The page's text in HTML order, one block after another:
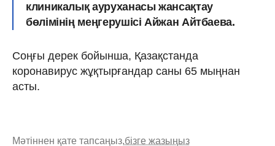
клиникалық ауруханасы жансақтау
бөлімінің меңгерушісі Айжан Айтбаева.
Соңғы дерек бойынша, Қазақстанда
коронавирус жұқтырғандар саны 65 мыңнан
асты.
Мәтіннен қате тапсаңыз,бізге жазыңыз